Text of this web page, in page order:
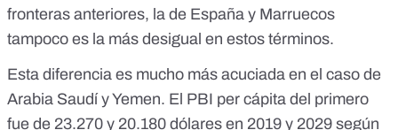
fronteras anteriores, la de España y Marruecos
tampoco es la más desigual en estos términos.
Esta diferencia es mucho más acuciada en el caso de
Arabia Saudí y Yemen. El PBI per cápita del primero
fue de 23.270 y 20.180 dólares en 2019 y 2029 según